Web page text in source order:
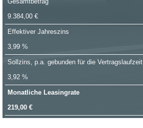
9.384,00 €
Effektiver Jahreszins
3,99 %
Sollzins, p.a. gebunden für die Vertragslaufzeit
3,92 %
Monatliche Leasingrate
219,00 €